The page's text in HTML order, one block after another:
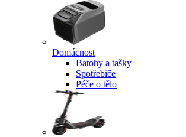
Domácnost
Batohy a tašky
Spotřebiče
Péče o tělo